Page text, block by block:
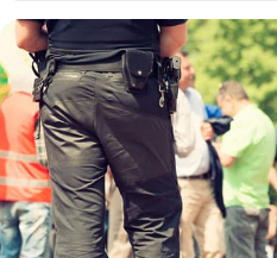
praktiziert, doch aus
dagegen sprechen.